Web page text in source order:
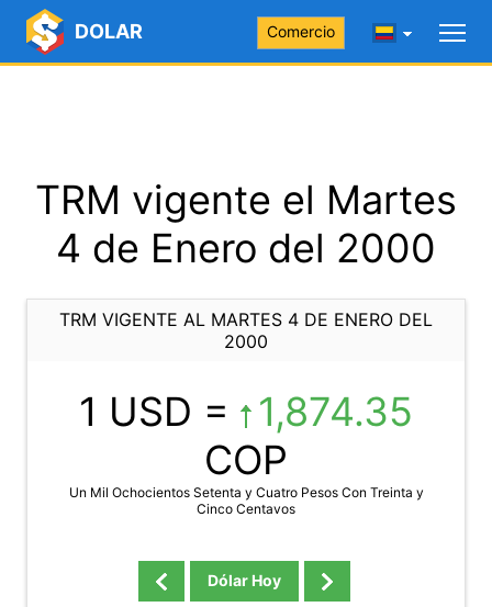
DOLAR Comercio
TRM vigente el Martes
4 de Enero del 2000
TRM VIGENTE AL MARTES 4 DE ENERO DEL
2000
1 USD =
1,874.35
COP
Un Mil Ochocientos Setenta y Cuatro Pesos Con Treinta y
Cinco Centavos
Dólar Hoy